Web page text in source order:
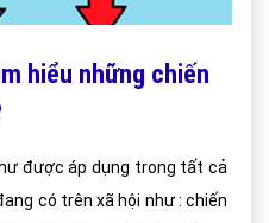
hiểu những chiến
được áp dụng trong tất cả
có trên xã hội như : chiến